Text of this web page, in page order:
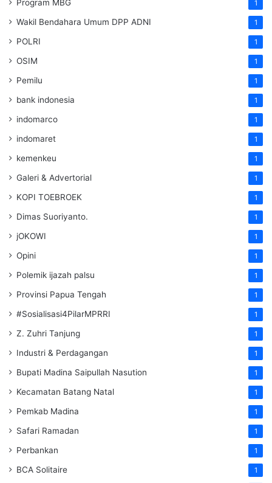
Program MBG 1
Wakil Bendahara Umum DPP ADNI 1
POLRI 1
OSIM 1
Pemilu 1
bank indonesia 1
indomarco 1
indomaret 1
kemenkeu 1
Galeri & Advertorial 1
KOPI TOEBROEK 1
Dimas Suoriyanto. 1
jOKOWI 1
Opini 1
Polemik ijazah palsu 1
Provinsi Papua Tengah 1
#Sosialisasi4PilarMPRRI 1
Z. Zuhri Tanjung 1
Industri & Perdagangan 1
Bupati Madina Saipullah Nasution 1
Kecamatan Batang Natal 1
Pemkab Madina 1
Safari Ramadan 1
Perbankan 1
BCA Solitaire 1